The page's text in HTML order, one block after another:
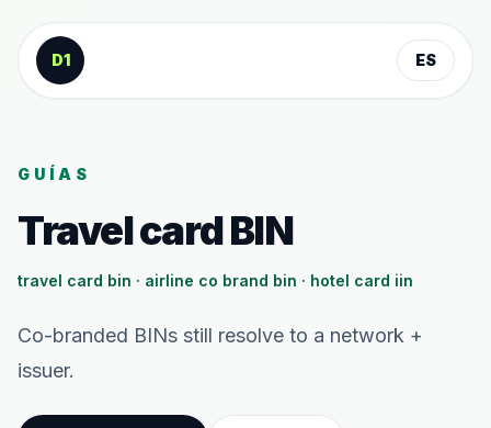
Saltar al contenido
D1
ES
GUÍAS
Travel card BIN
travel card bin · airline co brand bin · hotel card iin
Co-branded BINs still resolve to a network +
issuer.